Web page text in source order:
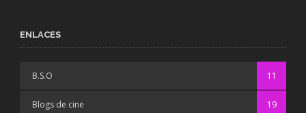
ENLACES
B.S.O 11
Blogs de cine 19